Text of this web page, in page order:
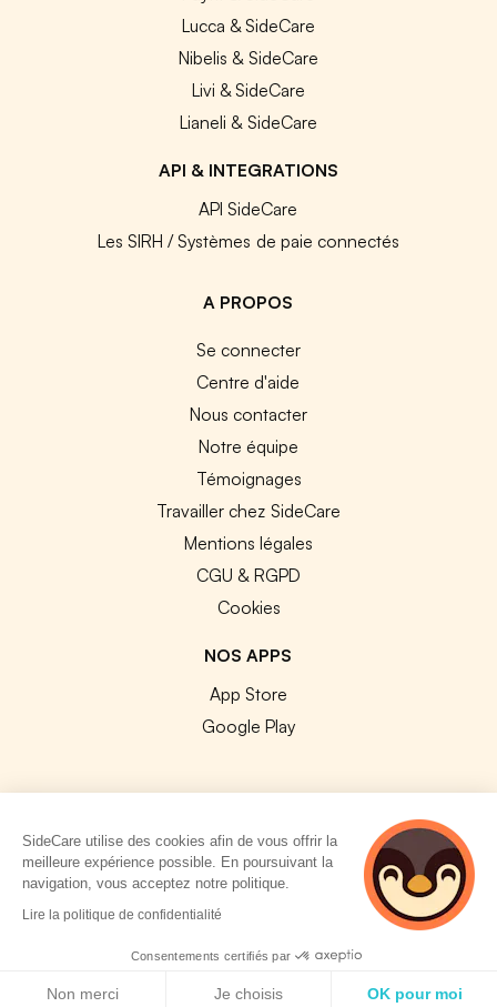
Lucca & SideCare
Nibelis & SideCare
Livi & SideCare
Lianeli & SideCare
API & INTEGRATIONS
API SideCare
Les SIRH / Systèmes de paie connectés
A PROPOS
Se connecter
Centre d'aide
Nous contacter
Notre équipe
Témoignages
Travailler chez SideCare
Mentions légales
CGU & RGPD
Cookies
NOS APPS
App Store
Google Play
© 2026 SideCare. Tous droits réservés.
SideCare utilise des cookies afin de vous offrir la
meilleure expérience possible. En poursuivant la
navigation, vous acceptez notre politique.
Lire la politique de confidentialité
Consentements certifiés par
Non merci Je choisis OK pour moi